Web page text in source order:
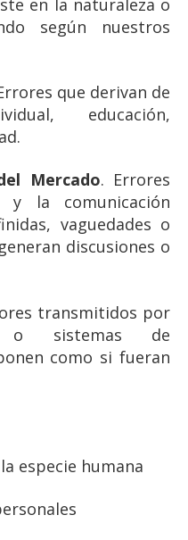
según nuestros
que derivan de
educación,
Mercado. Errores
y la comunicación
vaguedades o
discusiones o
transmitidos por
o sistemas de
como si fueran
especie humana